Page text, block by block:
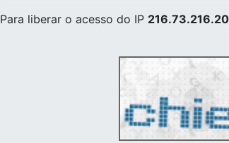
Para liberar o acesso do IP